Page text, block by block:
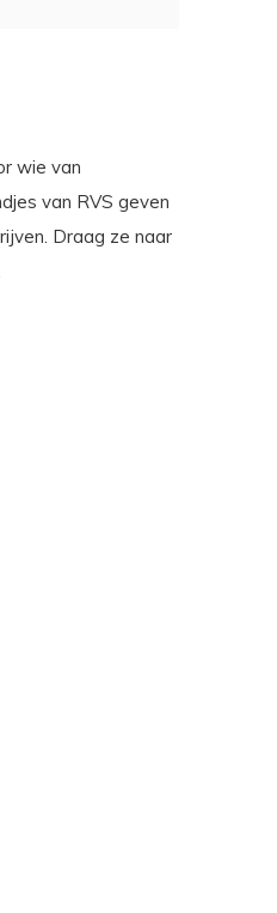
wie van
van RVS geven
Draag ze naar